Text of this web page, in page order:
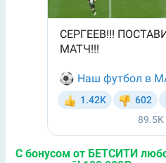
С бонусом от БЕТСИТИ